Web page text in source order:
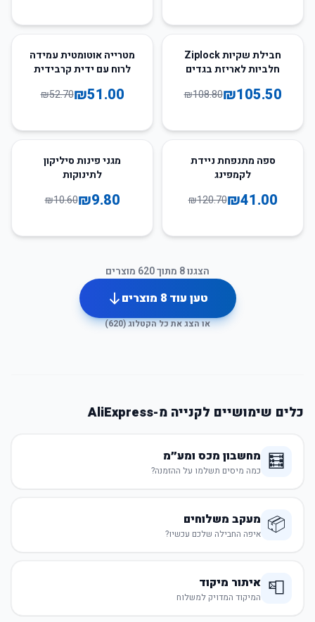
חבילת שקיות Ziplock
חלביות לאריזת בגדים
₪105.50
₪108.80
3
מטרייה אוטומטית עמידה
לרוח עם ידית קרבידית
₪51.00
₪52.70
ספה מתנפחת ניידת
לקמפינג
₪41.00
₪120.70
מגני פינות סיליקון
לתינוקות
₪9.80
₪10.60
הצגנו8 מתוך620 מוצרים
טען עוד8 מוצרים
או הצג את כל הקטלוג (620
)
כלים שימושיים לקנייה מ-AliExpress
🧮 מחשבון מכס ומע״מ
כמה מיסים תשלמו על ההזמנה?
📦 מעקב משלוחים
איפה החבילה שלכם עכשיו?
📮 איתור מיקוד
המיקוד המדויק למשלוח